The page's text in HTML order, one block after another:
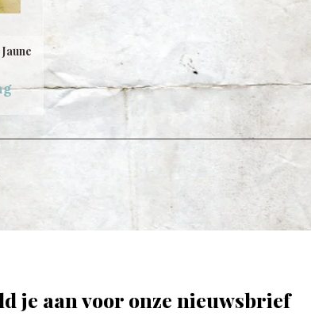
je aan voor onze nieuwsbrief